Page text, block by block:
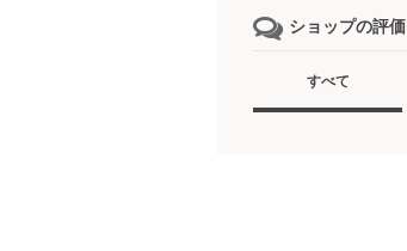
ショップの評価
すべて